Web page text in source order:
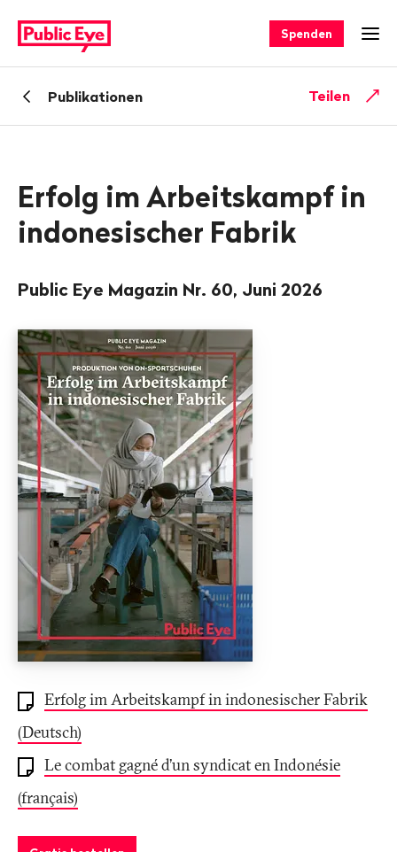
auf
publiceye.ch
Spenden
ZurückPublikationen Teilen
Erfolg im Arbeitskampf in
indonesischer Fabrik
Public Eye Magazin Nr. 60, Juni 2026
Erfolg im Arbeitskampf in indonesischer Fabrik
(Deutsch)
Le combat gagné d’un syndicat en Indonésie
(français)